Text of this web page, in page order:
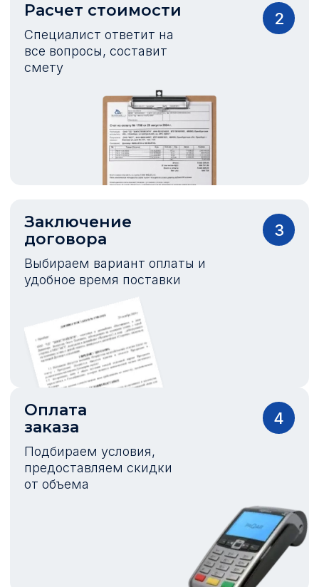
Расчет стоимости
Специалист ответит на
все вопросы, составит
смету
2
Заключение
договора
Выбираем вариант оплаты и
удобное время поставки
3
Оплата
заказа
Подбираем условия,
предоставляем скидки
от объема
4